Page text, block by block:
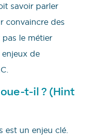
savoir parler
convaincre des
pas le métier
de
t-il ? (Hint
est un enjeu clé.